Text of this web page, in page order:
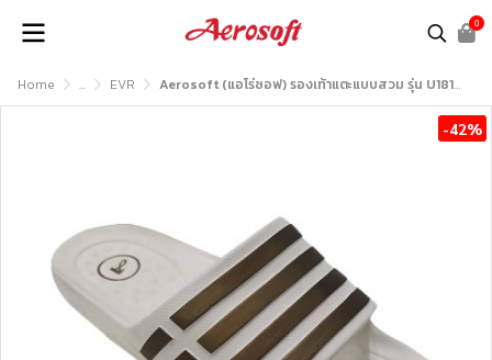
0
Home ... EVR Aerosoft (แอโร่ซอฟ) รองเท้าแตะแบบสวม รุ่น U1818
-42%